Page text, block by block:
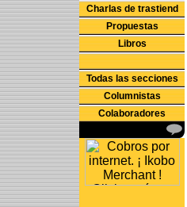
Charlas de trastiend
Propuestas
Libros
Todas las secciones
Columnistas
Colaboradores